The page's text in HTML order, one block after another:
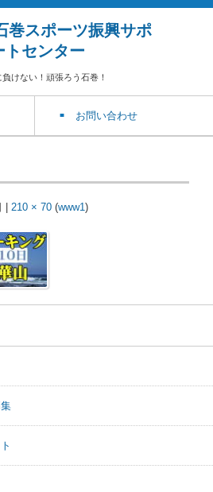
巻スポーツ振興サポ
トセンター
けない！頑張ろう石巻！
お問い合わせ
210 × 70 (www1)